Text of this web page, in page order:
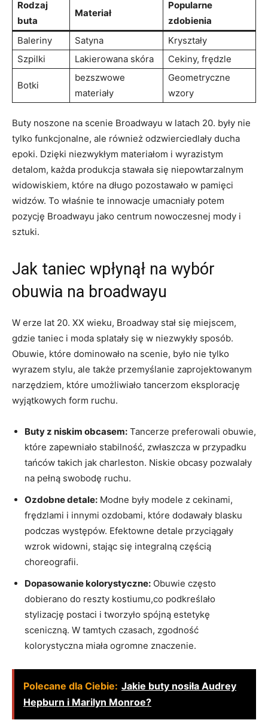
Rodzaj
buta
Materiał
Popularne
zdobienia
Baleriny
Satyna
Kryształy
Szpilki
Lakierowana skóra Cekiny, frędzle
Botki
bezszwowe
materiały
Geometryczne
wzory
Buty noszone na scenie Broadwayu w latach 20. były nie
tylko funkcjonalne, ale również odzwierciedlały ducha
epoki. Dzięki niezwykłym materiałom i wyrazistym
detalom, każda produkcja stawała się niepowtarzalnym
widowiskiem, które na długo pozostawało w pamięci
widzów. To właśnie te innowacje umacniały potem
pozycję Broadwayu jako centrum nowoczesnej mody i
sztuki.
Jak taniec wpłynął na wybór
obuwia na broadwayu
W erze lat 20. XX wieku, Broadway stał się miejscem,
gdzie taniec i moda splatały się w niezwykły sposób.
Obuwie, które dominowało na scenie, było nie tylko
wyrazem stylu, ale także przemyślanie zaprojektowanym
narzędziem, które umożliwiało tancerzom eksplorację
wyjątkowych form ruchu.
Buty z niskim obcasem: Tancerze preferowali obuwie,
które zapewniało stabilność, zwłaszcza w przypadku
tańców takich jak charleston. Niskie obcasy pozwalały
na pełną swobodę ruchu.
Ozdobne detale: Modne były modele z cekinami,
frędzlami i innymi ozdobami, które dodawały blasku
podczas występów. Efektowne detale przyciągały
wzrok widowni, stając się integralną częścią
choreografii.
Dopasowanie kolorystyczne: Obuwie często
dobierano do reszty kostiumu,co podkreślało
stylizację postaci i tworzyło spójną estetykę
sceniczną. W tamtych czasach, zgodność
kolorystyczna miała ogromne znaczenie.
Polecane dla Ciebie: Jakie buty nosiła Audrey
Hepburn i Marilyn Monroe?